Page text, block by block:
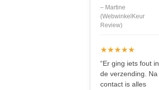
– Martine
(WebwinkelKeur
Review)
★★★★★
“Er ging iets fout in
de verzending. Na
contact is alles